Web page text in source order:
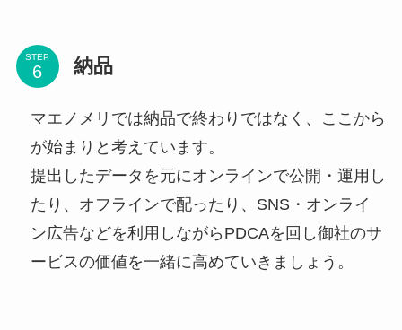
STEP 納品
マエノメリでは納品で終わりではなく、ここから
が始まりと考えています。
提出したデータを元にオンラインで公開・運用し
たり、オフラインで配ったり、SNS・オンライ
ン広告などを利用しながらPDCAを回し御社のサ
ービスの価値を一緒に高めていきましょう。